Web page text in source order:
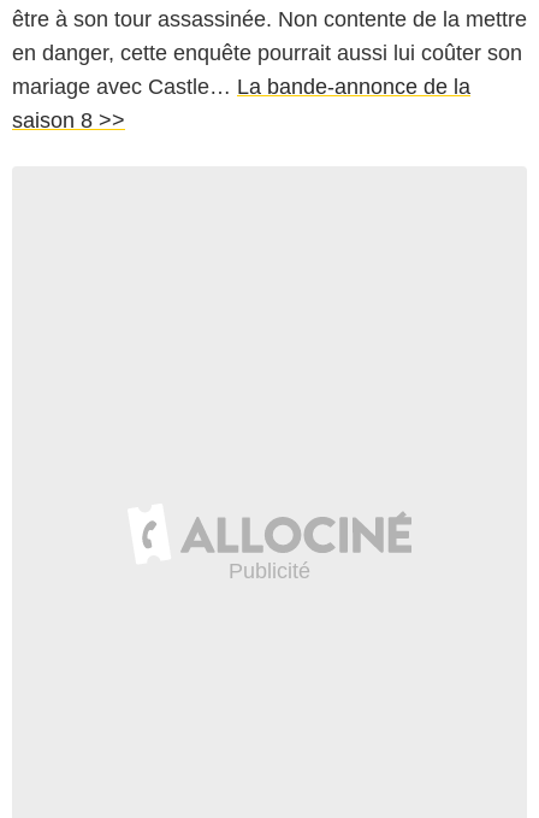
être à son tour assassinée. Non contente de la mettre
en danger, cette enquête pourrait aussi lui coûter son
mariage avec Castle… La bande-annonce de la
saison 8 >>